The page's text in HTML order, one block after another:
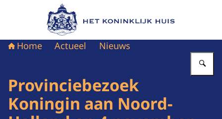
Naar de homepage van Het Koninklijk Huis
Home Actueel Nieuws
Provinciebezoek
Koningin aan Noord-